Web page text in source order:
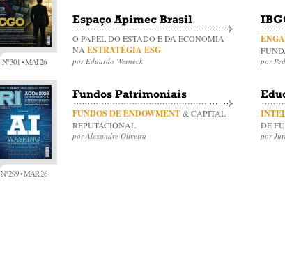
Nº 301 • MAI 26
Nº 299 • MAR 26
Espaço Apimec Brasil
O PAPEL DO ESTADO E DA ECONOMIA
NA ESTRATÉGIA ESG
por Eduardo Werneck por
Fundos Patrimoniais
FUNDOS DE ENDOWMENT& CAPITAL
REPUTACIONAL
por Alexandre Oliveira
DE
por